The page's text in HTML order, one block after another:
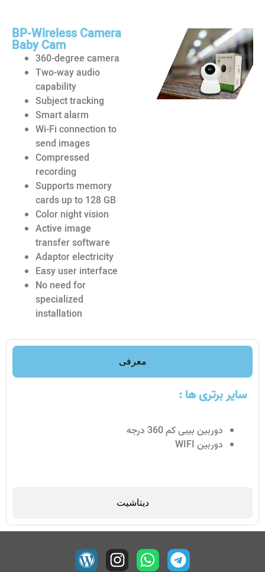
BP-Wireless Camera
Baby Cam
360-degree camera
Two-way audio
capability
Subject tracking
Smart alarm
Wi-Fi connection to
send images
Compressed
recording
Supports memory
cards up to 128 GB
Color night vision
Active image
transfer software
Adaptor electricity
Easy user interface
No need for
specialized
installation
معرفی
دیتاشیت
سایر برتری ها :
دوربین بیبی کم 360 درجه
دوربین WIFI